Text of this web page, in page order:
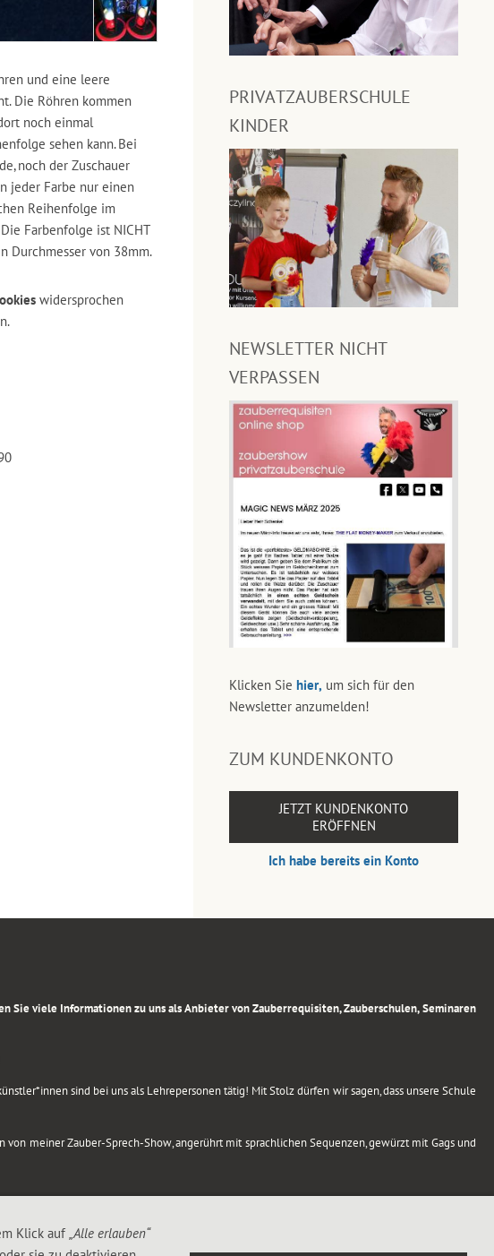
und eine leere
Die Röhren kommen
noch einmal
sehen kann. Bei
noch der Zuschauer
jeder Farbe nur einen
Reihenfolge im
Farbenfolge ist NICHT
Durchmesser von 38mm.
widersprochen
PRIVATZAUBERSCHULE
KINDER
NEWSLETTER NICHT
VERPASSEN
Klicken Sie hier, um sich für den
Newsletter anzumelden!
ZUM KUNDENKONTO
JETZT KUNDENKONTO
ERÖFFNEN
Ich habe bereits ein Konto
viele Informationen zu uns als Anbieter von Zauberrequisiten, Zauberschulen, Seminaren
sind bei uns als Lehrepersonen tätig! Mit Stolz dürfen wir sagen, dass unsere Schule
von meiner Zauber-Sprech-Show, angerührt mit sprachlichen Sequenzen, gewürzt mit Gags und
Klick auf „Alle erlauben“